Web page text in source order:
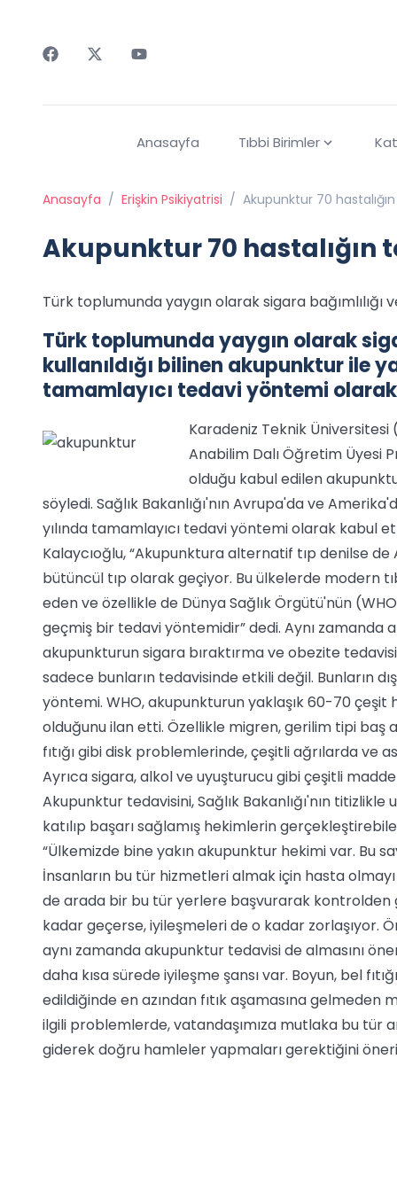
Anasayfa Tıbbi Birimler
Anasayfa / Erişkin Psikiyatrisi / Akupunktur 70
Akupunktur 70 hastalığın
Türk toplumunda yaygın olarak sigara
Türk toplumunda yaygın olarak
kullanıldığı bilinen akupunktur ile
tamamlayıcı tedavi yöntemi
Karadeniz Teknik Üniversitesi
Anabilim Dalı Öğretim Üyesi
olduğu kabul edilen
söyledi. Sağlık Bakanlığı'nın Avrupa'da ve
yılında tamamlayıcı tedavi yöntemi olarak
Kalaycıoğlu, “Akupunktura alternatif tıp denilse
bütüncül tıp olarak geçiyor. Bu ülkelerde modern
eden ve özellikle de Dünya Sağlık Örgütü'nün
geçmiş bir tedavi yöntemidir” dedi. Aynı zamanda
akupunkturun sigara bıraktırma ve obezite
sadece bunların tedavisinde etkili değil. Bunların
yöntemi. WHO, akupunkturun yaklaşık 60-70
olduğunu ilan etti. Özellikle migren, gerilim tipi baş
fıtığı gibi disk problemlerinde, çeşitli ağrılarda ve
Ayrıca sigara, alkol ve uyuşturucu gibi çeşitli
Akupunktur tedavisini, Sağlık Bakanlığı'nın
katılıp başarı sağlamış hekimlerin
“Ülkemizde bine yakın akupunktur hekimi var. Bu
İnsanların bu tür hizmetleri almak için hasta
de arada bir bu tür yerlere başvurarak kontrolden
kadar geçerse, iyileşmeleri de o kadar zorlaşıyor.
aynı zamanda akupunktur tedavisi de almasını
daha kısa sürede iyileşme şansı var. Boyun, bel
edildiğinde en azından fıtık aşamasına gelmeden
ilgili problemlerde, vatandaşımıza mutlaka bu tür
giderek doğru hamleler yapmaları gerektiğini